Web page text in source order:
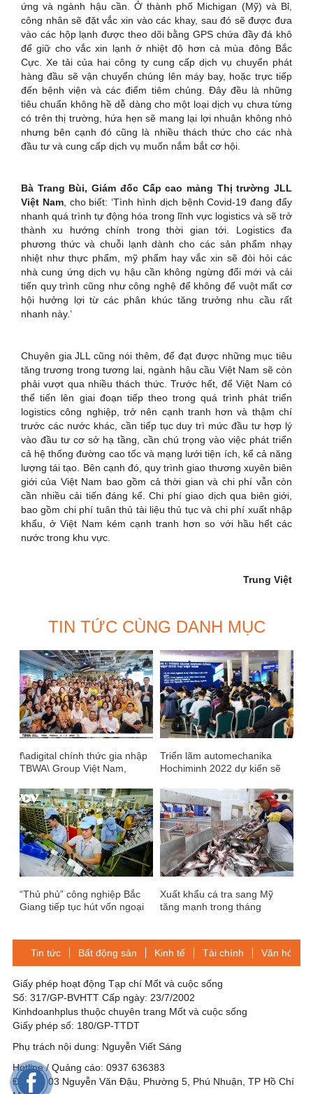
ứng và ngành hậu cần. Ở thành phố Michigan (Mỹ) và Bỉ,
công nhân sẽ đặt vắc xin vào các khay, sau đó sẽ được đưa
vào các hộp lạnh được theo dõi bằng GPS chứa đầy đá khô
để giữ cho vắc xin lạnh ở nhiệt độ hơn cả mùa đông Bắc
Cực. Xe tải của hai công ty cung cấp dịch vụ chuyển phát
hàng đầu sẽ vận chuyển chúng lên máy bay, hoặc trực tiếp
đến bệnh viện và các điểm tiêm chủng. Đây đều là những
tiêu chuẩn không hề dễ dàng cho một loại dịch vụ chưa từng
có trên thị trường, hứa hẹn sẽ mang lại lợi nhuận không nhỏ
nhưng bên cạnh đó cũng là nhiều thách thức cho các nhà
đầu tư và cung cấp dịch vụ muốn nắm bắt cơ hội.
Bà Trang Bùi, Giám đốc Cấp cao mảng Thị trường JLL
Việt Nam, cho biết: ‘Tình hình dịch bệnh Covid-19 đang đẩy
nhanh quá trình tự động hóa trong lĩnh vực logistics và sẽ trở
thành xu hướng chính trong thời gian tới. Logistics đa
phương thức và chuỗi lạnh dành cho các sản phẩm nhạy
nhiệt như thực phẩm, mỹ phẩm hay vắc xin sẽ đòi hỏi các
nhà cung ứng dịch vụ hậu cần không ngừng đổi mới và cải
tiến quy trình cũng như công nghệ để không để vuột mất cơ
hội hưởng lợi từ các phân khúc tăng trưởng nhu cầu rất
nhanh này.’
Chuyên gia JLL cũng nói thêm, để đạt được những mục tiêu
tăng trương trong tương lai, ngành hậu cầu Việt Nam sẽ còn
phải vượt qua nhiều thách thức. Trước hết, để Việt Nam có
thể tiến lên giai đoạn tiếp theo trong quá trình phát triển
logistics công nghiệp, trở nên cạnh tranh hơn và thậm chí
trước các nước khác, cần tiếp tục duy trì mức đầu tư hợp lý
vào đầu tư cơ sở hạ tầng, cần chú trọng vào việc phát triển
cả hệ thống đường cao tốc và mạng lưới tiện ích, kể cả năng
lượng tái tạo. Bên cạnh đó, quy trình giao thương xuyên biên
giới của Việt Nam bao gồm cả thời gian và chi phí vẫn còn
cần nhiều cải tiến đáng kể. Chi phí giao dịch qua biên giới,
bao gồm chi phí tuân thủ tài liệu thủ tục và chi phí xuất nhập
khẩu, ở Việt Nam kém cạnh tranh hơn so với hầu hết các
nước trong khu vực.
Trung Việt
TIN TỨC CÙNG DANH MỤC
f\adigital chính thức gia nhập
TBWA\ Group Việt Nam,
nhiệm bà Nguyễn Lưu Nhật
Tân giữ chức vụ CEO
Triển lãm automechanika
Hochiminh 2022 dự kiến sẽ
và ngoài nước
“Thủ phủ” công nghiệp Bắc
Giang tiếp tục hút vốn ngoại
Xuất khẩu cá tra sang Mỹ
tăng mạnh trong tháng
Tin tức Bất động sản Kinh tế Tài chính Văn hóa-
Giấy phép hoạt động Tạp chí Mốt và cuộc sống
Số: 317/GP-BVHTT Cấp ngày: 23/7/2002
Kinhdoanhplus thuộc chuyên trang Mốt và cuộc sống
Giấy phép số: 180/GP-TTDT
Phụ trách nội dung: Nguyễn Viết Sáng
Hotline / Quảng cáo: 0937 636383
Địa chỉ: 03 Nguyễn Văn Đậu, Phường 5, Phú Nhuận, TP Hồ Chí